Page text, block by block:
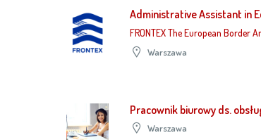
Administrative Assistant in
FRONTEX The European Border
Warszawa
Pracownik biurowy ds.
Warszawa